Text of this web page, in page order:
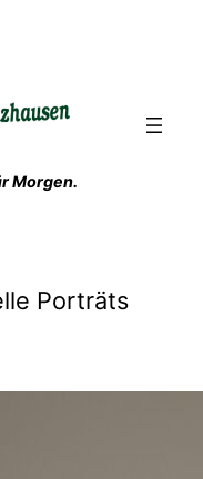
Morgen.
Porträts